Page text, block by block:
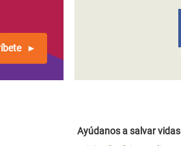
Ayúdanos a salvar vidas